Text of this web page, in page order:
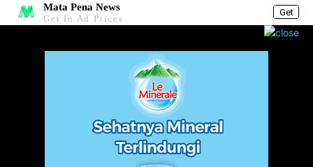
Get
Mata Pena News
Get In Ad Prices